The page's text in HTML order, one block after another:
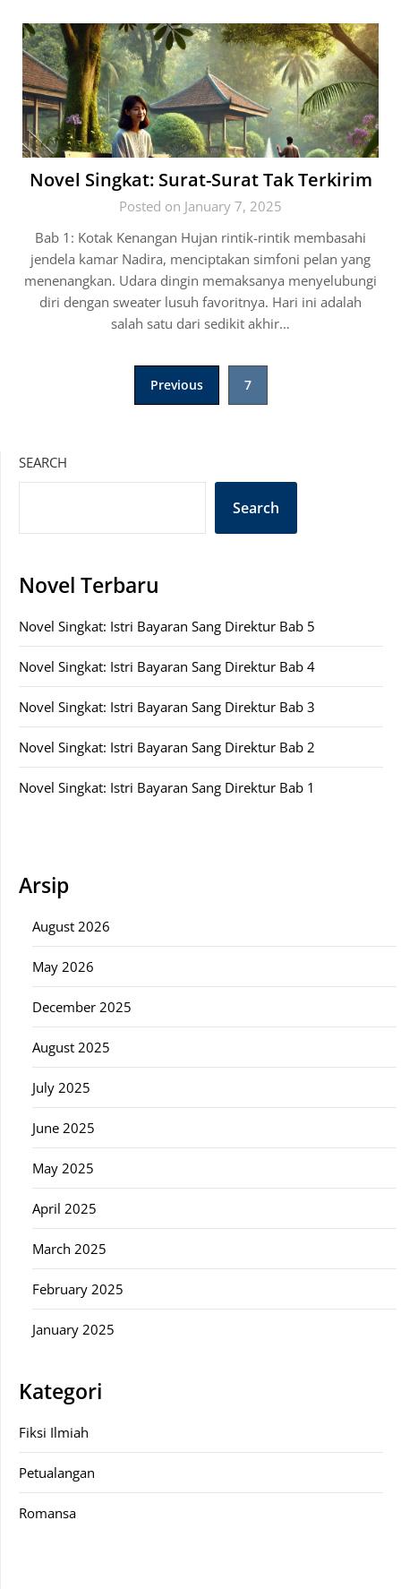
Novel Singkat: Surat-Surat Tak Terkirim
Posted on January 7, 2025
Bab 1: Kotak Kenangan Hujan rintik-rintik membasahi
jendela kamar Nadira, menciptakan simfoni pelan yang
menenangkan. Udara dingin memaksanya menyelubungi
diri dengan sweater lusuh favoritnya. Hari ini adalah
salah satu dari sedikit akhir…
Previous 7
SEARCH
Search
Novel Terbaru
Novel Singkat: Istri Bayaran Sang Direktur Bab 5
Novel Singkat: Istri Bayaran Sang Direktur Bab 4
Novel Singkat: Istri Bayaran Sang Direktur Bab 3
Novel Singkat: Istri Bayaran Sang Direktur Bab 2
Novel Singkat: Istri Bayaran Sang Direktur Bab 1
Arsip
August 2026
May 2026
December 2025
August 2025
July 2025
June 2025
May 2025
April 2025
March 2025
February 2025
January 2025
Kategori
Fiksi Ilmiah
Petualangan
Romansa